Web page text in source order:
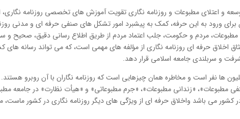
و اعتلای مطبوعات و روزنامه نگاری تقویت آموزش های تخصصی روزنامه نگاری،
ورود به این حرفه، کمک به پیشبرد امور تشکل های صنفی حرفه ای و مدنی
مردم و حکومت، جلب اعتماد مردم از طریق اطلاع رسانی دقیق، صحیح و
اخلاق حرفه ای روزنامه نگاری از مؤلفه های مهمی است، که می تواند رسانه
و سربلندی جامعه اسلامی قرار دهد.
ها نفر است و مخاطره همان چیزهایی است که روزنامه نگاران با آن روبرو
مطبوعات»، «زندانی مطبوعات»، «جرم مطبوعاتی» و «هیأت نظارت» در جامعه
کشور می باشد واخلاق حرفه ای از ویژگی های دیگر روزنامه نگاری در کشور ماست،